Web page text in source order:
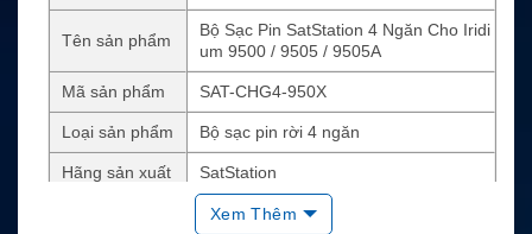
Tên sản phẩm
Bộ Sạc Pin SatStation 4 Ngăn Cho Iridi
um 9500 / 9505 / 9505A
Mã sản phẩm SAT-CHG4-950X
Loại sản phẩm Bộ sạc pin rời 4 ngăn
Hãng sản xuất SatStation
Pin Iridium 9500, 9505, 9505A
Xem Thêm